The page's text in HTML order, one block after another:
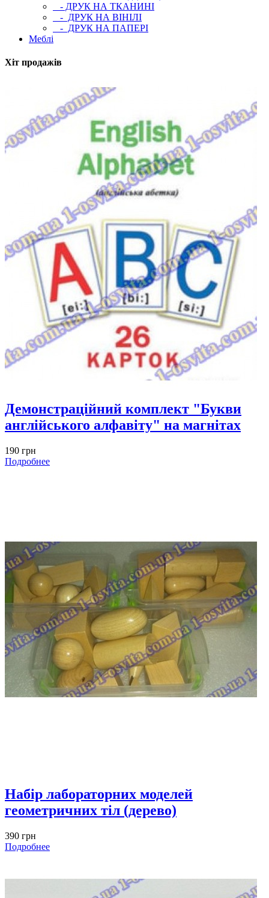
- ДРУК НА ТКАНИНІ
- ДРУК НА ВІНІЛІ
- ДРУК НА ПАПЕРІ
Меблі
Хіт продажів
Демонстраційний комплект "Букви
англійського алфавіту" на магнітах
190 грн
Подробнее
Набір лабораторних моделей
геометричних тіл (дерево)
390 грн
Подробнее